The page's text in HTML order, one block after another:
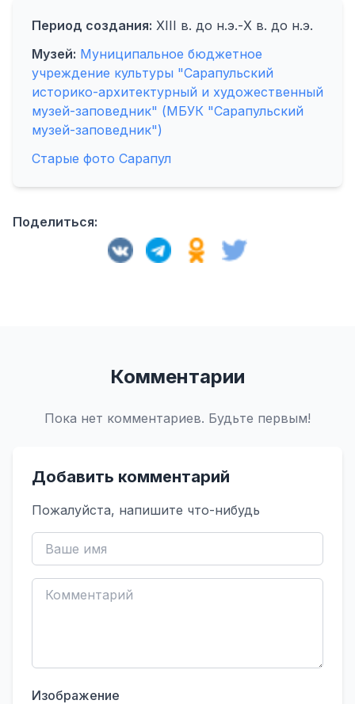
Период создания: XIII в. до н.э.-X в. до н.э.
Музей: Муниципальное бюджетное
учреждение культуры "Сарапульский
историко-архитектурный и художественный
музей-заповедник" (МБУК "Сарапульский
музей-заповедник")
Старые фото Сарапул
Поделиться:
Комментарии
Пока нет комментариев. Будьте первым!
Добавить комментарий
Пожалуйста, напишите что-нибудь
Изображение